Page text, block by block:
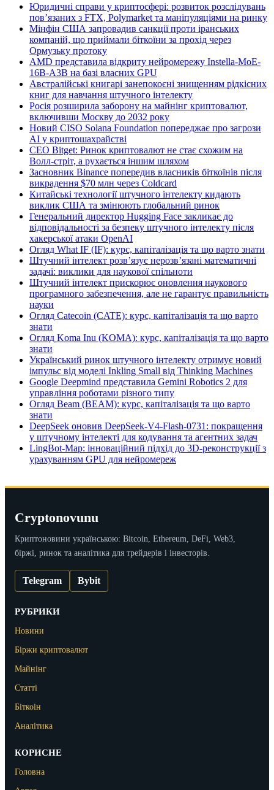
Юридичні справи у криптосфері: розвиток розслідувань
пов’язаних з FTX, Polymarket та маніпуляціями на ринку
Мінфін США запровадив санкції проти іранських
компаній, що приймали біткоїни за прохід через
Ормузьку протоку
AMD представила відкриту нейромережу Instella-MoE-
16B-A3B на базі власних GPU
Австралійські книгарі занепокоєні знищенням рідкісних
книг для навчання штучного інтелекту
Росія розширила заборону на майнінг криптовалют,
включивши Москву до 2032 року
Новий CISO Solana Foundation попереджає про загрози
AI у криптошахрайстві
CEO Bitget: Ринок криптовалют не стає схожим на
Волл-стріт, а рухається іншим шляхом
Засновник Binance попередив власників біткоїнів після
викрадення $70 млн через Coldcard
Китайські технології штучного інтелекту кидають
виклик США та змінюють глобальний ринок
Генеральний директор Hugging Face закликає до
відповідальності за безпеку штучного інтелекту після
хакерської атаки OpenAI
Огляд What IF (IF): курс, капіталізація та що варто знати
Штучний інтелект розв’язує нерозв’язані математичні
задачі: виклики для наукової спільноти
Штучний інтелект прискорює оновлення наукового
програмного забезпечення, але не гарантує правильність
науки
Огляд Catecoin (CATE): курс, капіталізація та що варто
знати
Огляд Koma Inu (KOMA): курс, капіталізація та що варто
знати
Український ринок штучного інтелекту отримує новий
імпульс від моделі Inkling Small від Thinking Machines
Google Deepmind представила Gemini Robotics 2 для
управління роботами різного типу
Огляд Beam (BEAM): курс, капіталізація та що варто
знати
DeepSeek оновив DeepSeek-V4-Flash-0731: покращення
у штучному інтелекті для кодування та агентних задач
LingBot-Map: інноваційний підхід до 3D-реконструкції з
урахуванням GPU для нейромереж
Cryptonovunu
Криптоновини українською: Bitcoin, Ethereum, DeFi, Web3,
біржі, ринок та аналітика для трейдерів і інвесторів.
Telegram Bybit
РУБРИКИ
Новини
Біржи криптовалют
Майнінг
Статті
Біткоін
Аналітика
КОРИСНЕ
Головна